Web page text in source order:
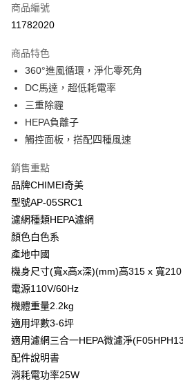
運送方式
本島宅配-活動商品
免運費
商品編號
11782020
商品特色
360°進風循環，淨化零死角
DC馬達，超低耗電率
三重除霾
HEPA負離子
觸控面板，搭配四種風速
銷售重點
品牌CHIMEI奇美
型號AP-05SRC1
濾網種類HEPA濾網
顏色白色系
產地中國
機身尺寸(寬x高x深)(mm)高315 x 寬
電源110V/60Hz
機體重量2.2kg
適用坪數3-6坪
適用濾網三合一HEPA微濾淨
配件說明書
消耗電功率25W